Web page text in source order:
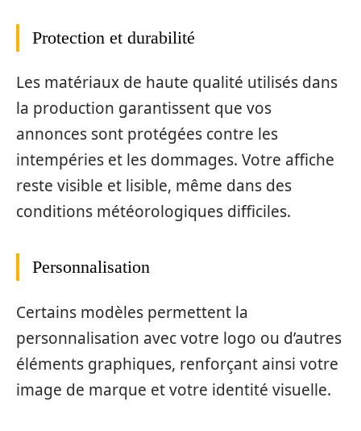
Protection et durabilité
Les matériaux de haute qualité utilisés dans
la production garantissent que vos
annonces sont protégées contre les
intempéries et les dommages. Votre affiche
reste visible et lisible, même dans des
conditions météorologiques difficiles.
Personnalisation
Certains modèles permettent la
personnalisation avec votre logo ou d’autres
éléments graphiques, renforçant ainsi votre
image de marque et votre identité visuelle.